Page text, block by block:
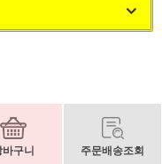
바구니 주문배송조회